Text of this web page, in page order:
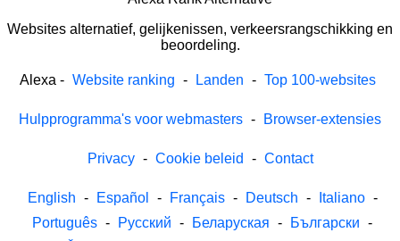
Websites alternatief, gelijkenissen, verkeersrangschikking en
beoordeling.
Alexa - Website ranking - Landen - Top 100-websites
Hulpprogramma's voor webmasters - Browser-extensies
Privacy - Cookie beleid - Contact
English - Español - Français - Deutsch - Italiano -
Português - Русский - Беларуская - Български -